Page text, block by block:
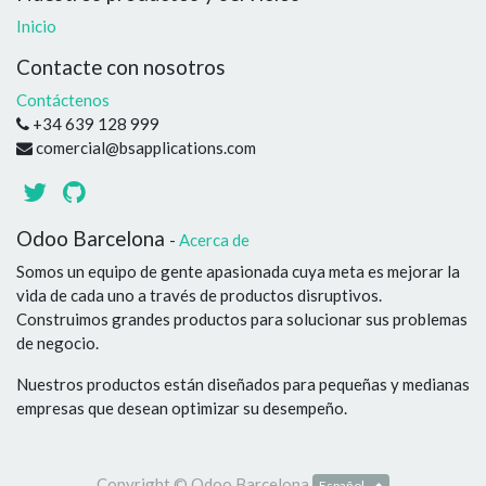
Inicio
Contacte con nosotros
Contáctenos
+34 639 128 999
comercial@bsapplications.com
Odoo Barcelona - Acerca de
Somos un equipo de gente apasionada cuya meta es mejorar la
vida de cada uno a través de productos disruptivos.
Construimos grandes productos para solucionar sus problemas
de negocio.
Nuestros productos están diseñados para pequeñas y medianas
empresas que desean optimizar su desempeño.